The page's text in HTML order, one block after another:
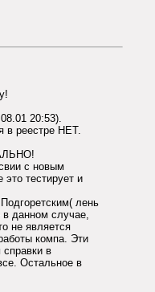
20:53).
в реестре НЕТ.
с новым
тестирует и
лень
в данном случае,
не является
компа. Эти
справки в
Остальное в